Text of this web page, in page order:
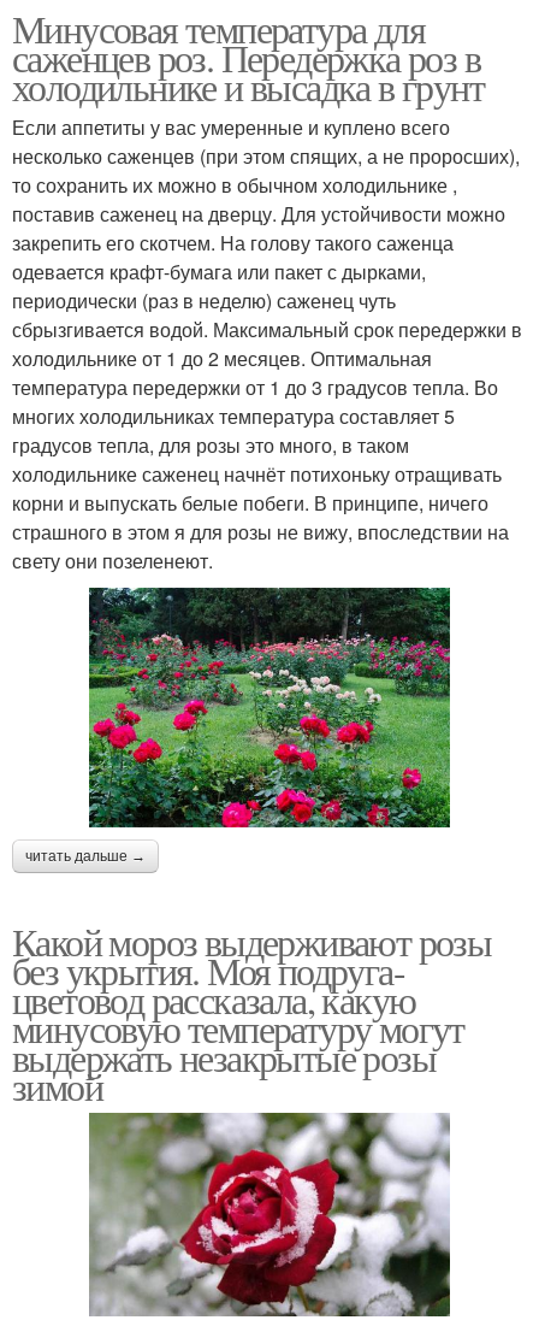
Минусовая температура для
саженцев роз. Передержка роз в
холодильнике и высадка в грунт
Если аппетиты у вас умеренные и куплено всего
несколько саженцев (при этом спящих, а не проросших),
то сохранить их можно в обычном холодильнике ,
поставив саженец на дверцу. Для устойчивости можно
закрепить его скотчем. На голову такого саженца
одевается крафт-бумага или пакет с дырками,
периодически (раз в неделю) саженец чуть
сбрызгивается водой. Максимальный срок передержки в
холодильнике от 1 до 2 месяцев. Оптимальная
температура передержки от 1 до 3 градусов тепла. Во
многих холодильниках температура составляет 5
градусов тепла, для розы это много, в таком
холодильнике саженец начнёт потихоньку отращивать
корни и выпускать белые побеги. В принципе, ничего
страшного в этом я для розы не вижу, впоследствии на
свету они позеленеют.
читать дальше →
Какой мороз выдерживают розы
без укрытия. Моя подруга-
цветовод рассказала, какую
минусовую температуру могут
выдержать незакрытые розы
зимой